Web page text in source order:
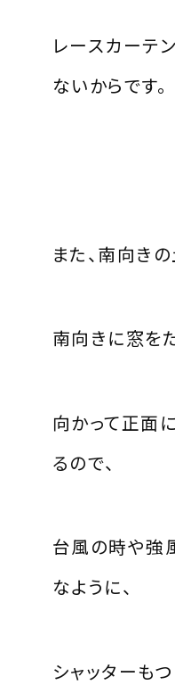
レースカーテ
ないからです。
また、南向き
南向きに窓を
向かって正面
るので、
台風の時や強
なように、
シャッターも